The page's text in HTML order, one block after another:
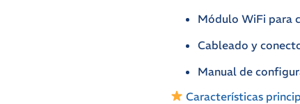
Módulo WiFi para
Cableado y
Manual de
Características